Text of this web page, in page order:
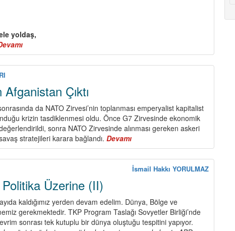
yoldaş,
TKP
MK
Sedat
Taner
Yoldaşın
Alman
Komünist
Partisi
Mesajı
Afganistan Çıktı
da NATO Zirvesi’nin toplanması emperyalist kapitalist
krizin tasdiklenmesi oldu. Önce G7 Zirvesinde ekonomik
sonra NATO Zirvesinde alınması gereken askeri
stratejileri karara bağlandı.Devamı
Piyango’dan
Afganistan
Çıktı
İsmail Hakkı YORULMAZ
Üzerine (II)
kaldığımız yerden devam edelim. Dünya, Bölge ve
gerekmektedir. TKP Program Taslağı Sovyetler Birliği’nde
sonrası tek kutuplu bir dünya oluştuğu tespitini yapıyor.